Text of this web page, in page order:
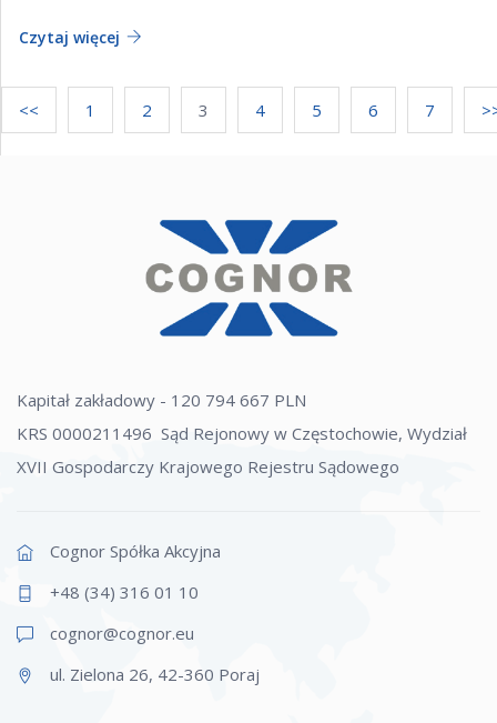
Czytaj więcej
<< 1 2 3 4 5 6 7
Kapitał zakładowy - 120 794 667 PLN
KRS 0000211496 Sąd Rejonowy w Częstochowie, Wydział
XVII Gospodarczy Krajowego Rejestru Sądowego
Cognor Spółka Akcyjna
+48 (34) 316 01 10
cognor@cognor.eu
ul. Zielona 26, 42-360 Poraj